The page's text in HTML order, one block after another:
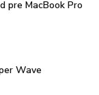
pre MacBook Pro
Wave